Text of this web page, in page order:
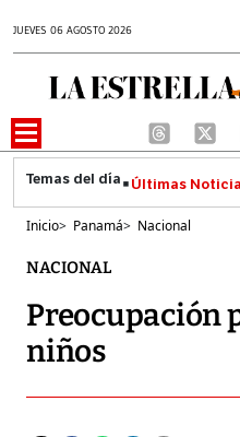
JUEVES 06 AGOSTO 2026
Últimas
Inicio> Panamá> Nacional
NACIONAL
Preocupación
niños